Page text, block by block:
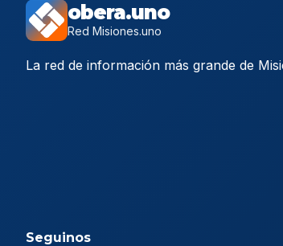
obera.uno
Red Misiones.uno
La red de información más grande de
Seguinos